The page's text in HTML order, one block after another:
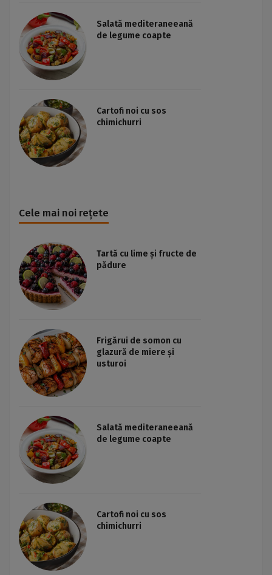
Salată mediteraneeană
de legume coapte
Cartofi noi cu sos
chimichurri
Cele mai noi rețete
Tartă cu lime și fructe de
pădure
Frigărui de somon cu
glazură de miere și
usturoi
Salată mediteraneeană
de legume coapte
Cartofi noi cu sos
chimichurri